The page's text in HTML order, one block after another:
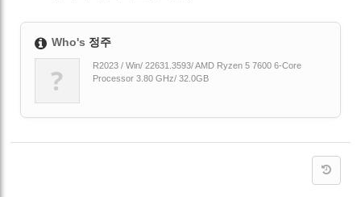
Who's 정주
?
R2023 / Win/ 22631.3593/ AMD Ryzen 5 7600 6-Core
Processor 3.80 GHz/ 32.0GB